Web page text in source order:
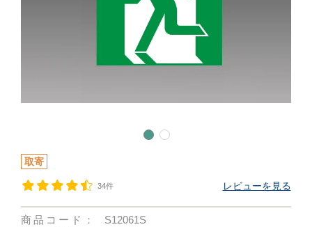
取寄
34件 レビューを見る
商品コード：
S12061S